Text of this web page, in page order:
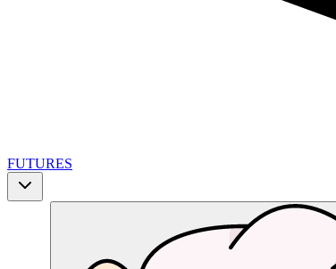
FUTURES